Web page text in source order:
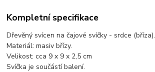
Kompletní specifikace
Dřevěný svícen na čajové svíčky - srdce (bříza).
Materiál: masiv břízy.
Velikost: cca 9 x 9 x 2,5 cm
Svíčka je součástí balení.